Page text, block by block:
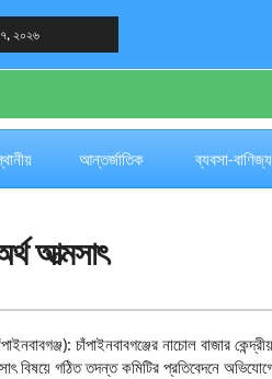
২০২৬
আন্তর্জাতিক ব্যবসা-বাণিজ্য
আত্মসাৎ
চাঁপাইনবাবগঞ্জের নাচোল বাজার
বিষয়ে গঠিত তদন্ত কমিটির প্রতিবেদনে